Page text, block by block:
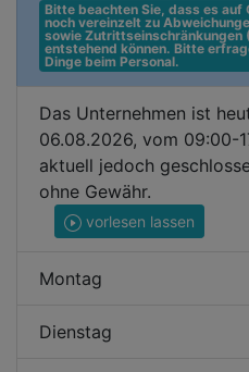
Bitte beachten Sie, dass es auf
noch vereinzelt zu
sowie Zutrittseinschränkungen
entstehend können. Bitte
Dinge beim Personal.
Das Unternehmen ist
06.08.2026, vom 09:00-
aktuell jedoch
ohne Gewähr.
vorlesen lassen
Montag
Dienstag